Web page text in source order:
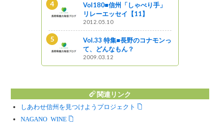
Vol180■信州「しゃべり手」
リレーエッセイ【11】
2012.05.10
Vol.33 特集■長野のコナモンっ
て、どんなもん？
2009.03.12
関連リンク
しあわせ信州を見つけようプロジェクト
NAGANO WINE